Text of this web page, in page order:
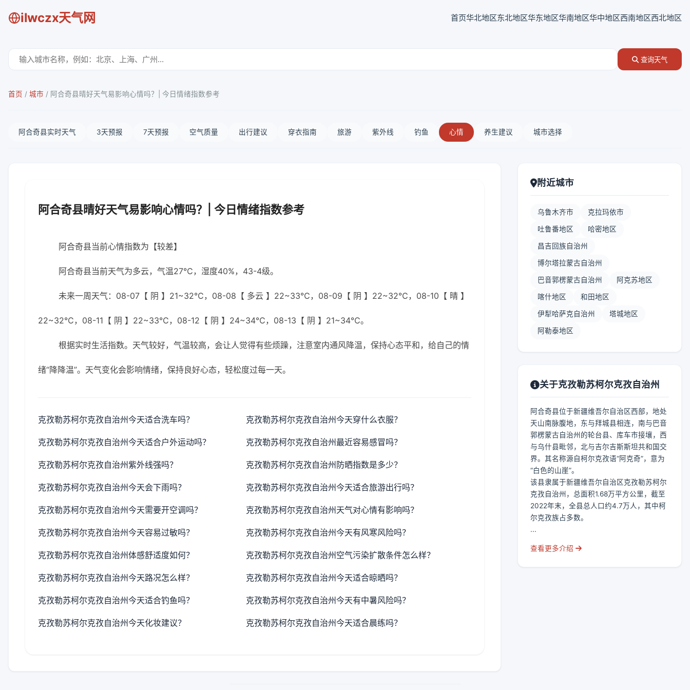
ilwczx天气网 首页华北地区东北地区华东地区华南地区华中地区西南地区西北地区
查询天气
首页 / 城市 / 阿合奇县晴好天气易影响心情吗？| 今日情绪指数参考
阿合奇县实时天气 3天预报 7天预报 空气质量 出行建议 穿衣指南 旅游 紫外线 钓鱼 心情 养生建议 城市选择
阿合奇县晴好天气易影响心情吗？| 今日情绪指数参考
阿合奇县当前心情指数为【较差】
阿合奇县当前天气为多云，气温27℃，湿度40%，43-4级。
未来一周天气：08-07【 阴 】21~32℃，08-08【 多云 】22~33℃，08-09【 阴 】22~32℃，08-10【 晴 】
22~32℃，08-11【 阴 】22~33℃，08-12【 阴 】24~34℃，08-13【 阴 】21~34℃。
根据实时生活指数。天气较好，气温较高，会让人觉得有些烦躁，注意室内通风降温，保持心态平和，给自己的情
绪“降降温”。天气变化会影响情绪，保持良好心态，轻松度过每一天。
克孜勒苏柯尔克孜自治州今天适合洗车吗？ 克孜勒苏柯尔克孜自治州今天穿什么衣服？
克孜勒苏柯尔克孜自治州今天适合户外运动吗？ 克孜勒苏柯尔克孜自治州最近容易感冒吗？
克孜勒苏柯尔克孜自治州紫外线强吗？ 克孜勒苏柯尔克孜自治州防晒指数是多少？
克孜勒苏柯尔克孜自治州今天会下雨吗？ 克孜勒苏柯尔克孜自治州今天适合旅游出行吗？
克孜勒苏柯尔克孜自治州今天需要开空调吗？ 克孜勒苏柯尔克孜自治州天气对心情有影响吗？
克孜勒苏柯尔克孜自治州今天容易过敏吗？ 克孜勒苏柯尔克孜自治州今天有风寒风险吗？
克孜勒苏柯尔克孜自治州体感舒适度如何？ 克孜勒苏柯尔克孜自治州空气污染扩散条件怎么样？
克孜勒苏柯尔克孜自治州今天路况怎么样？ 克孜勒苏柯尔克孜自治州今天适合晾晒吗？
克孜勒苏柯尔克孜自治州今天适合钓鱼吗？ 克孜勒苏柯尔克孜自治州今天有中暑风险吗？
克孜勒苏柯尔克孜自治州今天化妆建议？ 克孜勒苏柯尔克孜自治州今天适合晨练吗？
附近城市
乌鲁木齐市 克拉玛依市
吐鲁番地区 哈密地区
昌吉回族自治州
博尔塔拉蒙古自治州
巴音郭楞蒙古自治州 阿克苏地区
喀什地区 和田地区
伊犁哈萨克自治州 塔城地区
阿勒泰地区
关于克孜勒苏柯尔克孜自治州
阿合奇县位于新疆维吾尔自治区西部，地处
天山南脉腹地，东与拜城县相连，南与巴音
郭楞蒙古自治州的轮台县、库车市接壤，西
与乌什县毗邻，北与吉尔吉斯斯坦共和国交
界。其名称源自柯尔克孜语“阿克奇”，意为
“白色的山崖”。
该县隶属于新疆维吾尔自治区克孜勒苏柯尔
克孜自治州，总面积1.68万平方公里，截至
2022年末，全县总人口约4.7万人，其中柯
尔克孜族占多数。
...
查看更多介绍